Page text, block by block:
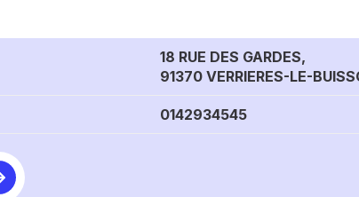
18 RUE DES GARDES,
91370 VERRIERES-LE-
0142934545